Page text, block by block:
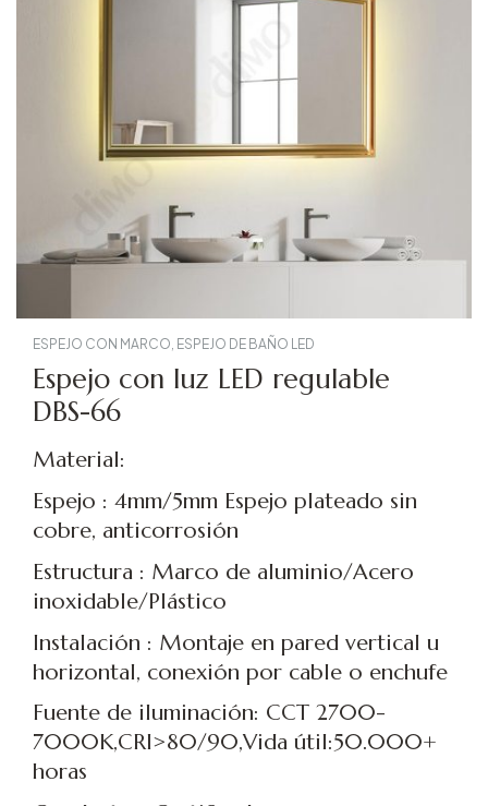
ESPEJO CON MARCO, ESPEJO DE BAÑO LED
Espejo con luz LED regulable
DBS-66
Material:
Espejo : 4mm/5mm Espejo plateado sin
cobre, anticorrosión
Estructura : Marco de aluminio/Acero
inoxidable/Plástico
Instalación : Montaje en pared vertical u
horizontal, conexión por cable o enchufe
Fuente de iluminación: CCT 2700-
7000K,CRI>80/90,Vida útil:50.000+
horas